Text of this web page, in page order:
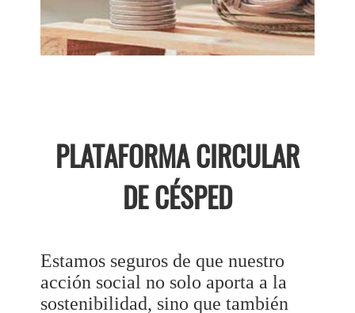
PLATAFORMA CIRCULAR
DE CÉSPED
Estamos seguros de que nuestro
acción social no solo aporta a la
sostenibilidad, sino que también